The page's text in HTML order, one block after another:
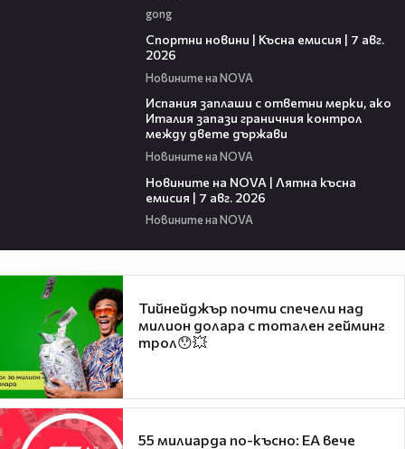
gong
Спортни новини | Късна емисия | 7 авг.
2026
Новините на NOVA
Испания заплаши с ответни мерки, ако
Италия запази граничния контрол
между двете държави
Новините на NOVA
Новините на NOVA | Лятна късна
емисия | 7 авг. 2026
Новините на NOVA
Тийнейджър почти спечели над
милион долара с тотален гейминг
трол😯💥
55 милиарда по-късно: EA вече